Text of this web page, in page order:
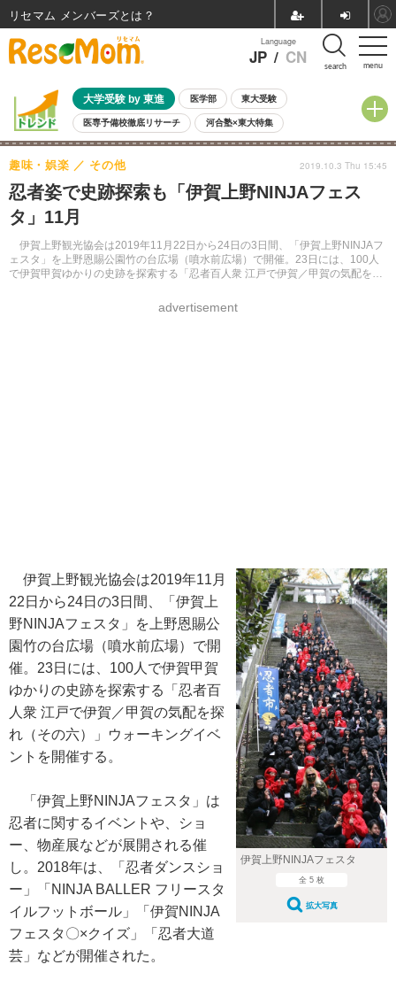
menu
Language
JP / CN search
大学受験 by 東進 医学部 東大受験
医専予備校徹底リサーチ 河合塾×東大特集
親子で考える大学選び 高校受験 中学受験 小学校受験
共通テスト 夏休み
8月開催イベント・WS 全国公立高校 過去問 人気記事
自由研究教材（小学生向け）
忍者姿で史跡探索も「伊賀上野NINJAフェス
タ」11月
伊賀上野観光協会は2019年11月22日から24日の3日間、「伊賀上野NINJAフ
ェスタ」を上野恩賜公園竹の台広場（噴水前広場）で開催。23日には、100人
で伊賀甲賀ゆかりの史跡を探索する「忍者百人衆 江戸で伊賀／甲賀の気配を探
趣味・娯楽 その他
advertisement
2019.10.3 Thu 15:45
伊賀上野NINJAフェスタ
全 5 枚
拡大写真
伊賀上野観光協会は2019年11月
22日から24日の3日間、「伊賀上
野NINJAフェスタ」を上野恩賜公
園竹の台広場（噴水前広場）で開
催。23日には、100人で伊賀甲賀
ゆかりの史跡を探索する「忍者百
人衆 江戸で伊賀／甲賀の気配を探
れ（その六）」ウォーキングイベ
ントを開催する。
「伊賀上野NINJAフェスタ」は
忍者に関するイベントや、ショ
ー、物産展などが展開される催
し。2018年は、「忍者ダンスショ
ー」「NINJA BALLER フリースタ
イルフットボール」「伊賀NINJA
フェスタ〇×クイズ」「忍者大道
芸」などが開催された。
リセマム メンバーズ